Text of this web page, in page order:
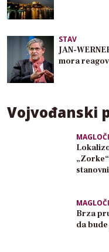
STAV
JAN-
mora
Vojvođanski
Brza
da